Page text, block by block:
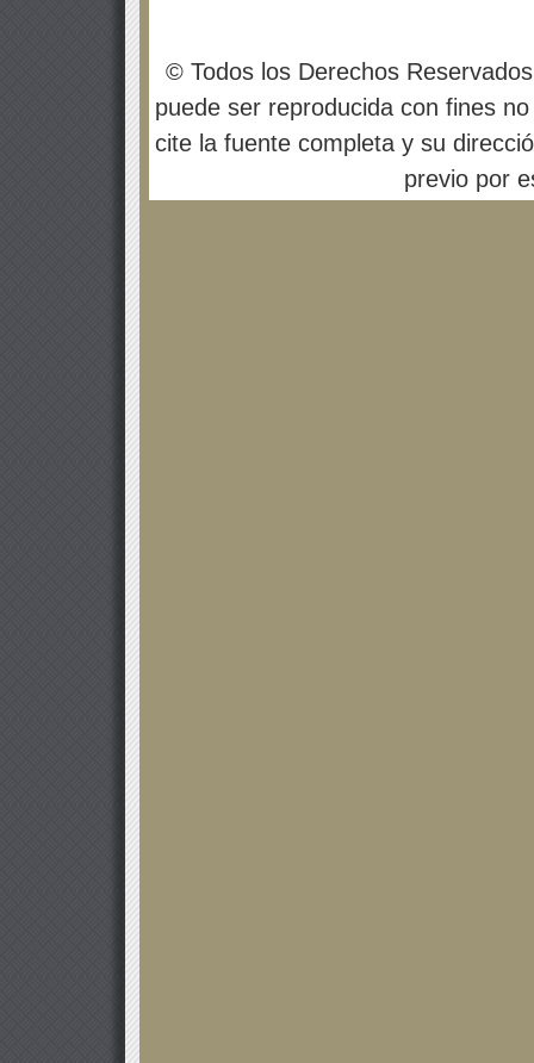
© Todos los Derechos
puede ser reproducida con fines
cite la fuente completa y su
previo por